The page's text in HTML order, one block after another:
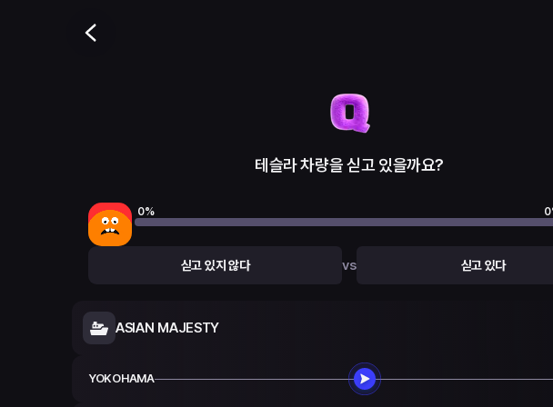
테슬라 차량을 싣고 있을까요?
0% 0
싣고 있지 않다 vs 싣고 있다
ASIAN MAJESTY
YOKOHAMA